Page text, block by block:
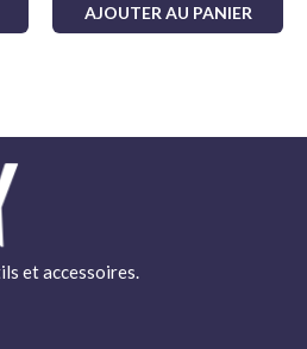
AJOUTER AU PANIER
et accessoires.